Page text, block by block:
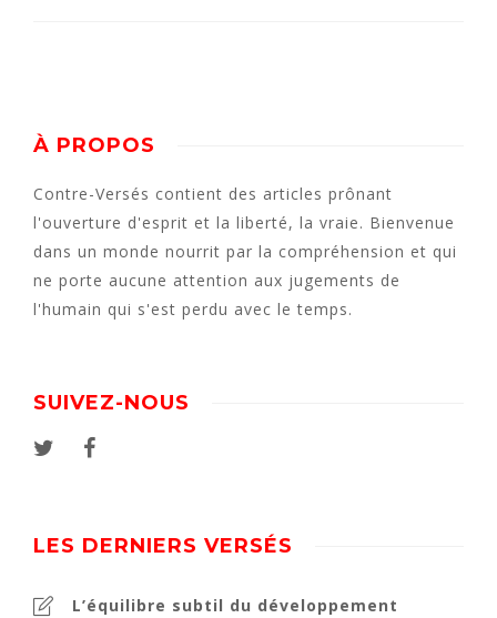
À PROPOS
Contre-Versés contient des articles prônant
l'ouverture d'esprit et la liberté, la vraie. Bienvenue
dans un monde nourrit par la compréhension et qui
ne porte aucune attention aux jugements de
l'humain qui s'est perdu avec le temps.
SUIVEZ-NOUS
LES DERNIERS VERSÉS
L’équilibre subtil du développement